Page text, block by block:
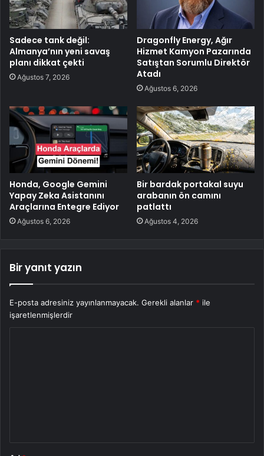
Sadece tank değil:
Almanya’nın yeni savaş
planı dikkat çekti
Ağustos 7, 2026
Dragonfly Energy, Ağır
Hizmet Kamyon Pazarında
Satıştan Sorumlu Direktör
Atadı
Ağustos 6, 2026
Honda, Google Gemini
Yapay Zeka Asistanını
Araçlarına Entegre Ediyor
Ağustos 6, 2026
Bir bardak portakal suyu
arabanın ön camını
patlattı
Ağustos 4, 2026
Bir yanıt yazın
E-posta adresiniz yayınlanmayacak. Gerekli alanlar * ile
işaretlenmişlerdir